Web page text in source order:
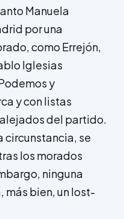
Manuela
por una
como Errejón,
Iglesias
y
y con listas
del partido.
circunstancia, se
los morados
ninguna
más bien, un lost-